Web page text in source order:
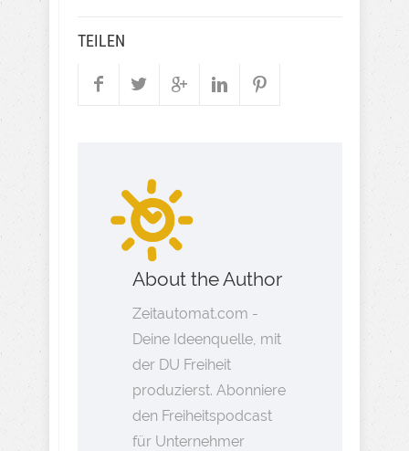
TEILEN
About the Author
Zeitautomat.com -
Deine Ideenquelle, mit
der DU Freiheit
produzierst. Abonniere
den Freiheitspodcast
für Unternehmer